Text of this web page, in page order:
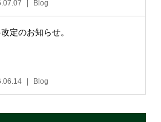
Blog
定のお知らせ。
Blog